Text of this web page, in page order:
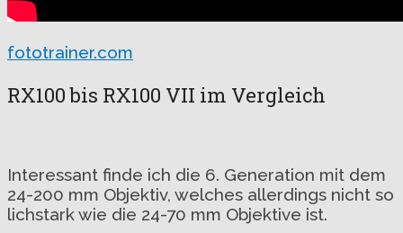
fototrainer.com
RX100 bis RX100 VII im Vergleich
Interessant finde ich die 6. Generation mit dem
24-200 mm Objektiv, welches allerdings nicht so
lichstark wie die 24-70 mm Objektive ist.